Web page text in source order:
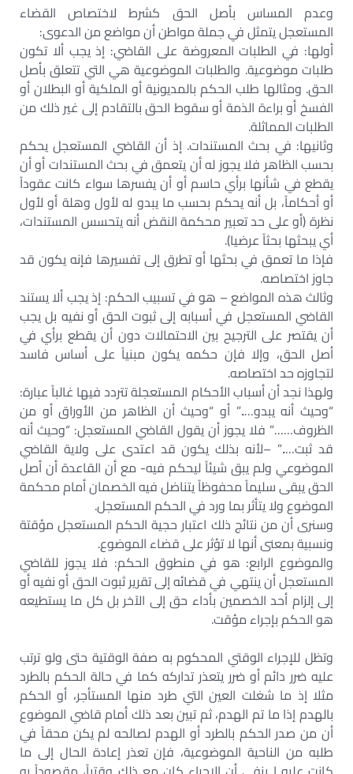
وعدم المساس بأصل الحق كشرط لاختصاص القضاء
المستعجل يتمثل في جملة مواطن أن مواضع من الدعوى:
أولها: في الطلبات المعروضة على القاضي: إذ يجب ألا تكون
طلبات موضوعية. والطلبات الموضوعية هي التي تتعلق بأصل
الحق. ومثالها طلب الحكم بالمديونية أو الملكية أو البطلان أو
الفسخ أو براءة الذمة أو سقوط الحق بالتقادم إلى غير ذلك من
الطلبات المماثلة.
وثانيها: في بحث المستندات. إذ أن القاضي المستعجل يحكم
بحسب الظاهر فلا يجوز له أن يتعمق في بحث المستندات أو أن
يقطع في شأنها برأي حاسم أو أن يفسرها سواء كانت عقوداً
أو أحكاماً، بل أنه يحكم بحسب ما يبدو له لأول وهلة أو لأول
نظرة (أو على حد تعبير محكمة النقض أنه يتحسس المستندات،
أي يبحثها بحثاً عرضيا).
فإذا ما تعمق في بحثها أو تطرق إلى تفسيرها فإنه يكون قد
جاوز اختصاصه.
وثالث هذه المواضع – هو في تسبيب الحكم: إذ يجب ألا يستند
القاضي المستعجل في أسبابه إلى ثبوت الحق أو نفيه بل يجب
أن يقتصر على الترجيح بين الاحتمالات دون أن يقطع برأي في
أصل الحق، وإلا فإن حكمه يكون مبنياً‌ على أساس فاسد
لتجاوزه حد اختصاصه.
ولهذا نجد أن أسباب الأحكام المستعجلة تتردد فيها غالباً عبارة:
“وحيث أنه يبدو…..” أو “وحيث أن الظاهر من الأوراق أو من
الظروف……” فلا يجوز أن يقول القاضي المستعجل: “وحيث أنه
قد ثبت…..” –لأنه بذلك يكون قد اعتدى على ولاية القاضي
الموضوعي ولم يبق شيئاً ليحكم فيه- مع أن القاعدة أن أصل
الحق يبقى سليماً محفوظاً يتناضل فيه الخصمان أمام محكمة
الموضوع ولا يتأثر بما ورد في الحكم المستعجل.
وسنرى أن من نتائج ذلك اعتبار حجية الحكم المستعجل مؤقتة
ونسبية بمعنى أنها لا تؤثر على قضاء الموضوع.
والموضوع الرابع: هو في منطوق الحكم: فلا يجوز للقاضي
المستعجل أن ينتهي في قضائه إلى تقرير ثبوت الحق أو نفيه أو
إلى إلزام أحد الخصمين بأداء حق إلى الآخر بل كل ما يستطيعه
هو الحكم بإجراء مؤقت.
وتظل للإجراء الوقتي المحكوم به صفة الوقتية حتى ولو ترتب
عليه ضرر دائم أو ضرر يتعذر تداركه كما في حالة الحكم بالطرد
مثلا إذ ما شغلت العين التي طرد منها المستأجر، أو الحكم
بالهدم إذا ما تم الهدم، ثم تبين بعد ذلك أمام قاضي الموضوع
أن من صدر الحكم بالطرد أو الهدم لصالحه لم يكن محقاً في
طلبه من الناحية الموضوعية، فإن تعذر إعادة الحال إلى ما